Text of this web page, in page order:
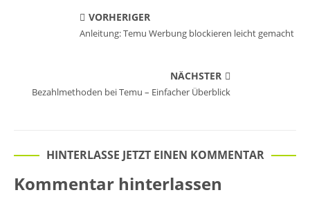
VORHERIGER
Anleitung: Temu Werbung blockieren leicht gemacht
NÄCHSTER
Bezahlmethoden bei Temu – Einfacher Überblick
HINTERLASSE JETZT EINEN KOMMENTAR
Kommentar hinterlassen